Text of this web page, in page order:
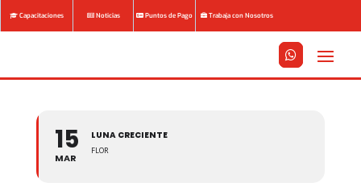
Capacitaciones Noticias Puntos de Pago Trabaja con Nosotros



15
MAR
LUNA CRECIENTE
FLOR